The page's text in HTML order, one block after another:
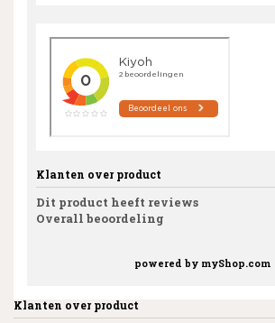
Klanten over product
Dit product heeft reviews
Overall beoordeling
powered by myShop.com
Klanten over product